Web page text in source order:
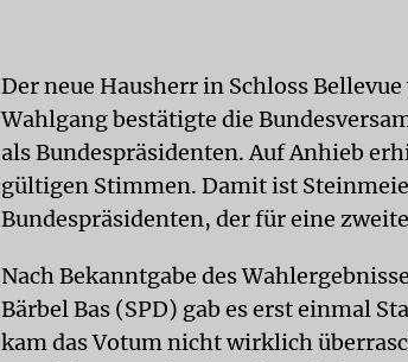
Der neue Hausherr in Schloss
Wahlgang bestätigte die
als Bundespräsidenten. Auf Anhieb
gültigen Stimmen. Damit ist
Bundespräsidenten, der für eine
Nach Bekanntgabe des
Bärbel Bas (SPD) gab es erst einmal
kam das Votum nicht wirklich